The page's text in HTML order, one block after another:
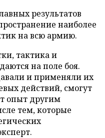
результатов
наиболее
на всю армию.
тактика и
на поле боя.
и применяли их
действий, смогут
опыт другим
тем, которые